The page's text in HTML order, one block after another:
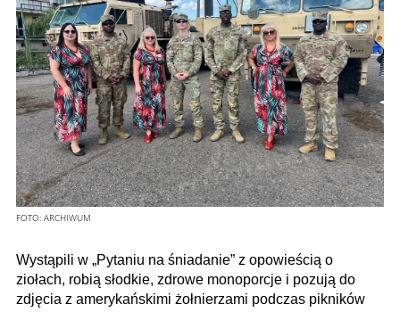
FOTO: ARCHIWUM
Wystąpili w „Pytaniu na śniadanie” z opowieścią o
ziołach, robią słodkie, zdrowe monoporcje i pozują do
zdjęcia z amerykańskimi żołnierzami podczas pikników